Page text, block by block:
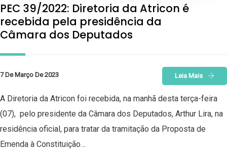
PEC 39/2022: Diretoria da Atricon é
recebida pela presidência da
Câmara dos Deputados
7 De Março De 2023 Leia Mais
A Diretoria da Atricon foi recebida, na manhã desta terça-feira
(07), pelo presidente da Câmara dos Deputados, Arthur Lira, na
residência oficial, para tratar da tramitação da Proposta de
Emenda à Constituição…